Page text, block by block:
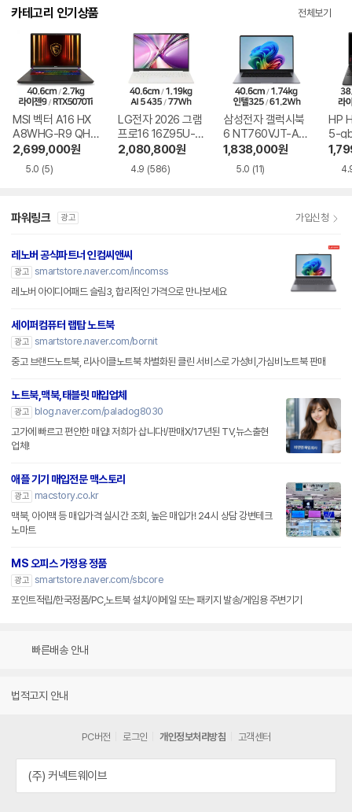
카테고리 인기상품 전체보기
MSI 벡터 A16 HX
A8WHG-R9 QHD
+
2,699,000원
5.0 (5)
LG전자 2026 그램
프로16 16Z95U-G
S5WK
2,080,800원
4.9 (586)
삼성전자 갤럭시북
6 NT760VJT-A51
A
1,838,000원
5.0 (11)
HP
5-
파워링크 광고 가입신청
레노버 공식파트너 인컴씨앤씨
광고 smartstore.naver.com/incomss
레노버 아이디어패드 슬림3, 합리적인 가격으로 만나보세요
세이퍼컴퓨터 랩탑 노트북
광고 smartstore.naver.com/bornit
중고 브랜드노트북, 리사이클노트북 차별화된 클린 서비스로 가성비,가심비노트북 판매
노트북,맥북,태블릿 매입업체
광고
blog.naver.com/paladog8030
고가에 빠르고 편안한 매입! 저희가 삽니다!/판매X/17년된 TV,뉴스출현
업체!
애플 기기 매입전문 맥스토리
광고
macstory.co.kr
맥북, 아이맥 등 매입가격 실시간 조회, 높은 매입가! 24시 상담 강변테크
노마트
MS 오피스 가정용 정품
광고 smartstore.naver.com/sbcore
포인트적립/한국정품/PC,노트북 설치/이메일 또는 패키지 발송/게임용 주변기기
빠른배송 안내
법적고지 안내
PC버전 로그인 개인정보처리방침 고객센터
(주) 커넥트웨이브